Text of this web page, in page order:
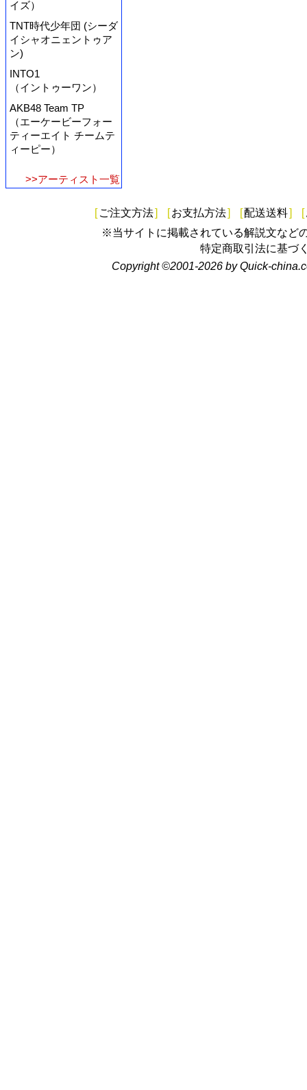
イズ）
TNT時代少年団 (シーダ
イシャオニェントゥア
ン)
INTO1
（イントゥーワン）
AKB48 Team TP
（エーケービーフォー
ティーエイト チームテ
ィーピー）
>>アーティスト一覧
[ ご注文方法] [お支払方法] [配送送料] [
※当サイトに掲載されている解説文など
特定商取引法に基づ
Copyright ©2001-2026 by Quick-